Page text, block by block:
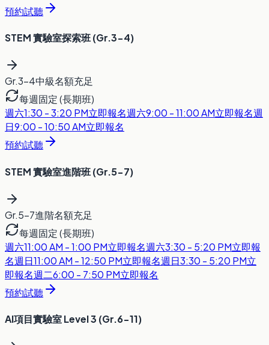
預約試聽
STEM 實驗室探索班 (Gr.3-4)
Gr.3-4中級名額充足
每週固定 (長期班)
週六1:30 - 3:20 PM立即報名週六9:00 - 11:00 AM立即報名週
日9:00 - 10:50 AM立即報名
預約試聽
STEM 實驗室進階班 (Gr.5-7)
Gr.5-7進階名額充足
每週固定 (長期班)
週六11:00 AM - 1:00 PM立即報名週六3:30 - 5:20 PM立即報
名週日11:00 AM - 12:50 PM立即報名週日3:30 - 5:20 PM立
即報名週二6:00 - 7:50 PM立即報名
預約試聽
AI項目實驗室 Level 3 (Gr.6-11)